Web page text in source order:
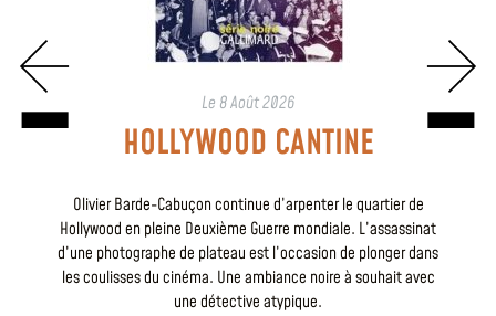
Le 8 Août 2026
HOLLYWOOD CANTINE
Olivier Barde-Cabuçon continue d’arpenter le quartier de
Hollywood en pleine Deuxième Guerre mondiale. L’assassinat
d’une photographe de plateau est l’occasion de plonger dans
les coulisses du cinéma. Une ambiance noire à souhait avec
une détective atypique.